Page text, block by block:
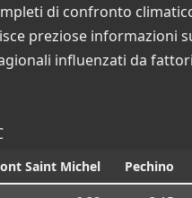
di confronto
preziose informazioni
influenzati da
Saint Michel Pechino